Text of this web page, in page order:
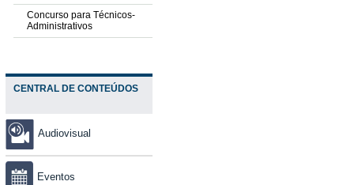
Concurso para Técnicos-
Administrativos
CENTRAL DE CONTEÚDOS
Audiovisual
Eventos